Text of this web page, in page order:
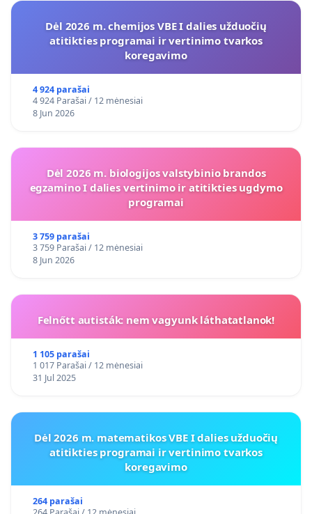
Dėl 2026 m. chemijos VBE I dalies užduočių
atitikties programai ir vertinimo tvarkos
koregavimo
4 924 parašai
4 924 Parašai / 12 mėnesiai
8 Jun 2026
Dėl 2026 m. biologijos valstybinio brandos
egzamino I dalies vertinimo ir atitikties ugdymo
programai
3 759 parašai
3 759 Parašai / 12 mėnesiai
8 Jun 2026
Felnőtt autisták: nem vagyunk láthatatlanok!
1 105 parašai
1 017 Parašai / 12 mėnesiai
31 Jul 2025
Dėl 2026 m. matematikos VBE I dalies užduočių
atitikties programai ir vertinimo tvarkos
koregavimo
264 parašai